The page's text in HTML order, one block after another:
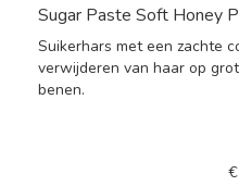
Sugar Paste Soft Honey
Suikerhars met een zachte
verwijderen van haar op
benen.